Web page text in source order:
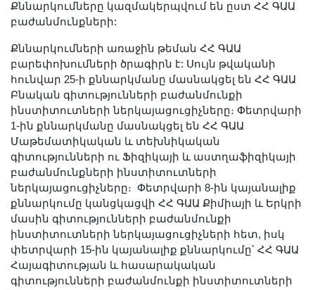
Մեր երախտավորները
Կայքի քարտեզ
Որոնում
Քննարկումները կազմակերպվում են ըստ ՀՀ ԳԱԱ
բաժանմունքների:
Քննարկումների առաջին թեման ՀՀ ԳԱԱ
բարեփոխումների ծրագիրն է: Սույն թվականի
հունվար 25-ի քննարկմանը մասնակցել են ՀՀ ԳԱԱ
Բնական գիտությունների բաժանմունքի
ինստիտուտների ներկայացուցիչները։ Փետրվարի
1-ին քննարկմանը մասնակցել են ՀՀ ԳԱԱ
Մաթեմատիկական և տեխնիկական
գիտությունների ու Ֆիզիկայի և աստղաֆիզիկայի
բաժանմունքների ինստիտուտների
ներկայացուցիչները։ Փետրվարի 8-ին կայանալիք
քննարկումը կանցկացվի ՀՀ ԳԱԱ Քիմիայի և Երկրի
մասին գիտությունների բաժանմունքի
ինստիտուտների ներկայացուցիչների հետ, իսկ
փետրվարի 15-ին կայանալիք քննարկումը՝ ՀՀ ԳԱԱ
Հայագիտության և հասարակական
գիտությունների բաժանմունքի ինստիտուտների